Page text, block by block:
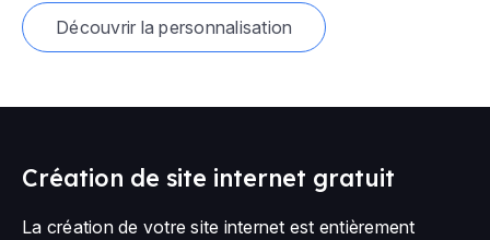
Découvrir la personnalisation
Création de site internet gratuit
La création de votre site internet est entièrement